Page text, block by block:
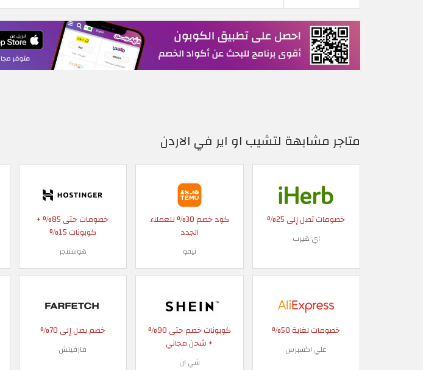
متاجر مشابهة لتشيب او اير في الاردن
خصومات تصل إلى 25%
اي هيرب
كود خصم 30% للعملاء
الجدد
تيمو
خصومات حتى 85% +
كوبونات 15%
هوستنجر
خصومات لغاية 50%
علي اكسبرس
كوبونات خصم حتى 90%
+ شحن مجاني
شي ان
خصم يصل إلى 70%
فارفيتش